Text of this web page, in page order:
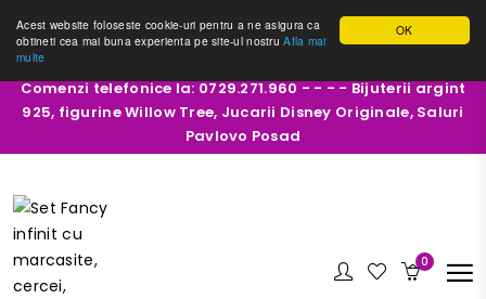
OK
Acest website foloseste cookie-uri pentru a ne asigura ca
obtineti cea mai buna experienta pe site-ul nostruAfla mai
multe
Comenzi telefonice la: 0729.271.960 - - - - Bijuterii argint
925, figurine Willow Tree, Jucarii Disney Originale, Saluri
Pavlovo Posad
0